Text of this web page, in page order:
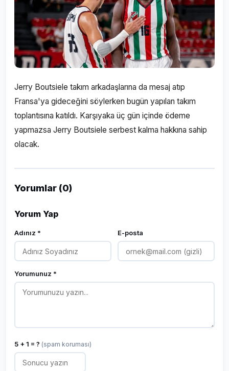
Jerry Boutsiele takım arkadaşlarına da mesaj atıp
Fransa'ya gideceğini söylerken bugün yapılan takım
toplantısına katıldı. Karşıyaka üç gün içinde ödeme
yapmazsa Jerry Boutsiele serbest kalma hakkına sahip
olacak.
Yorumlar (0)
Yorum Yap
Adınız * E-posta
Yorumunuz *
5 + 1 = ? (spam koruması)